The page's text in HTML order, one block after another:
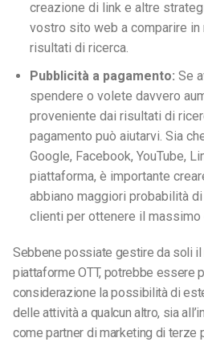
creazione di link e altre
vostro sito web a comparire
risultati di ricerca.
Pubblicità a pagamento: Se
spendere o volete davvero
proveniente dai risultati di
pagamento può aiutarvi. Sia
Google, Facebook, YouTube,
piattaforma, è importante
abbiano maggiori probabilità
clienti per ottenere il massimo
Sebbene possiate gestire da soli
piattaforme OTT, potrebbe essere
considerazione la possibilità di
delle attività a qualcun altro, sia
come partner di marketing di terze